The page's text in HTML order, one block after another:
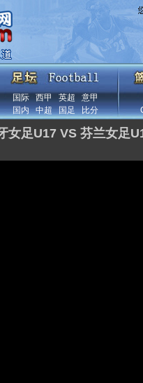
国际 西甲 英超
意甲
国内
中超 国足 比分
女足U17 VS 芬兰女足